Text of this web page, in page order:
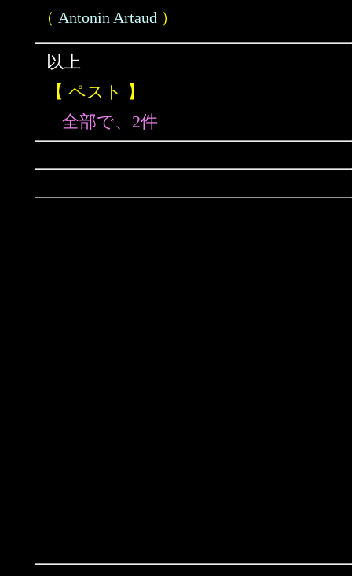
（ Antonin Artaud ）
以上
【 ペスト 】
全部で、2件